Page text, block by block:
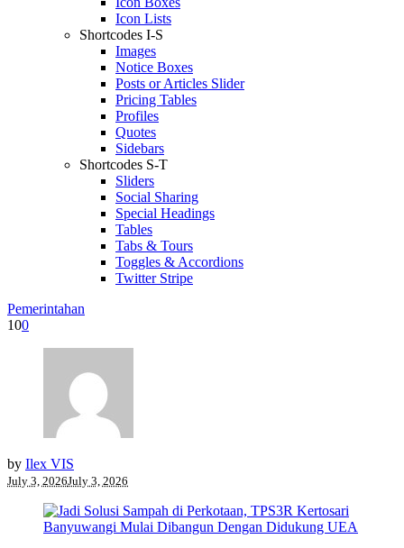
Icon Lists
Shortcodes I-S
Images
Notice Boxes
Posts or Articles Slider
Pricing Tables
Profiles
Quotes
Sidebars
Shortcodes S-T
Sliders
Social Sharing
Special Headings
Tables
Tabs & Tours
Toggles & Accordions
Twitter Stripe
Pemerintahan
100
by Ilex VIS
July 3, 2026July 3, 2026